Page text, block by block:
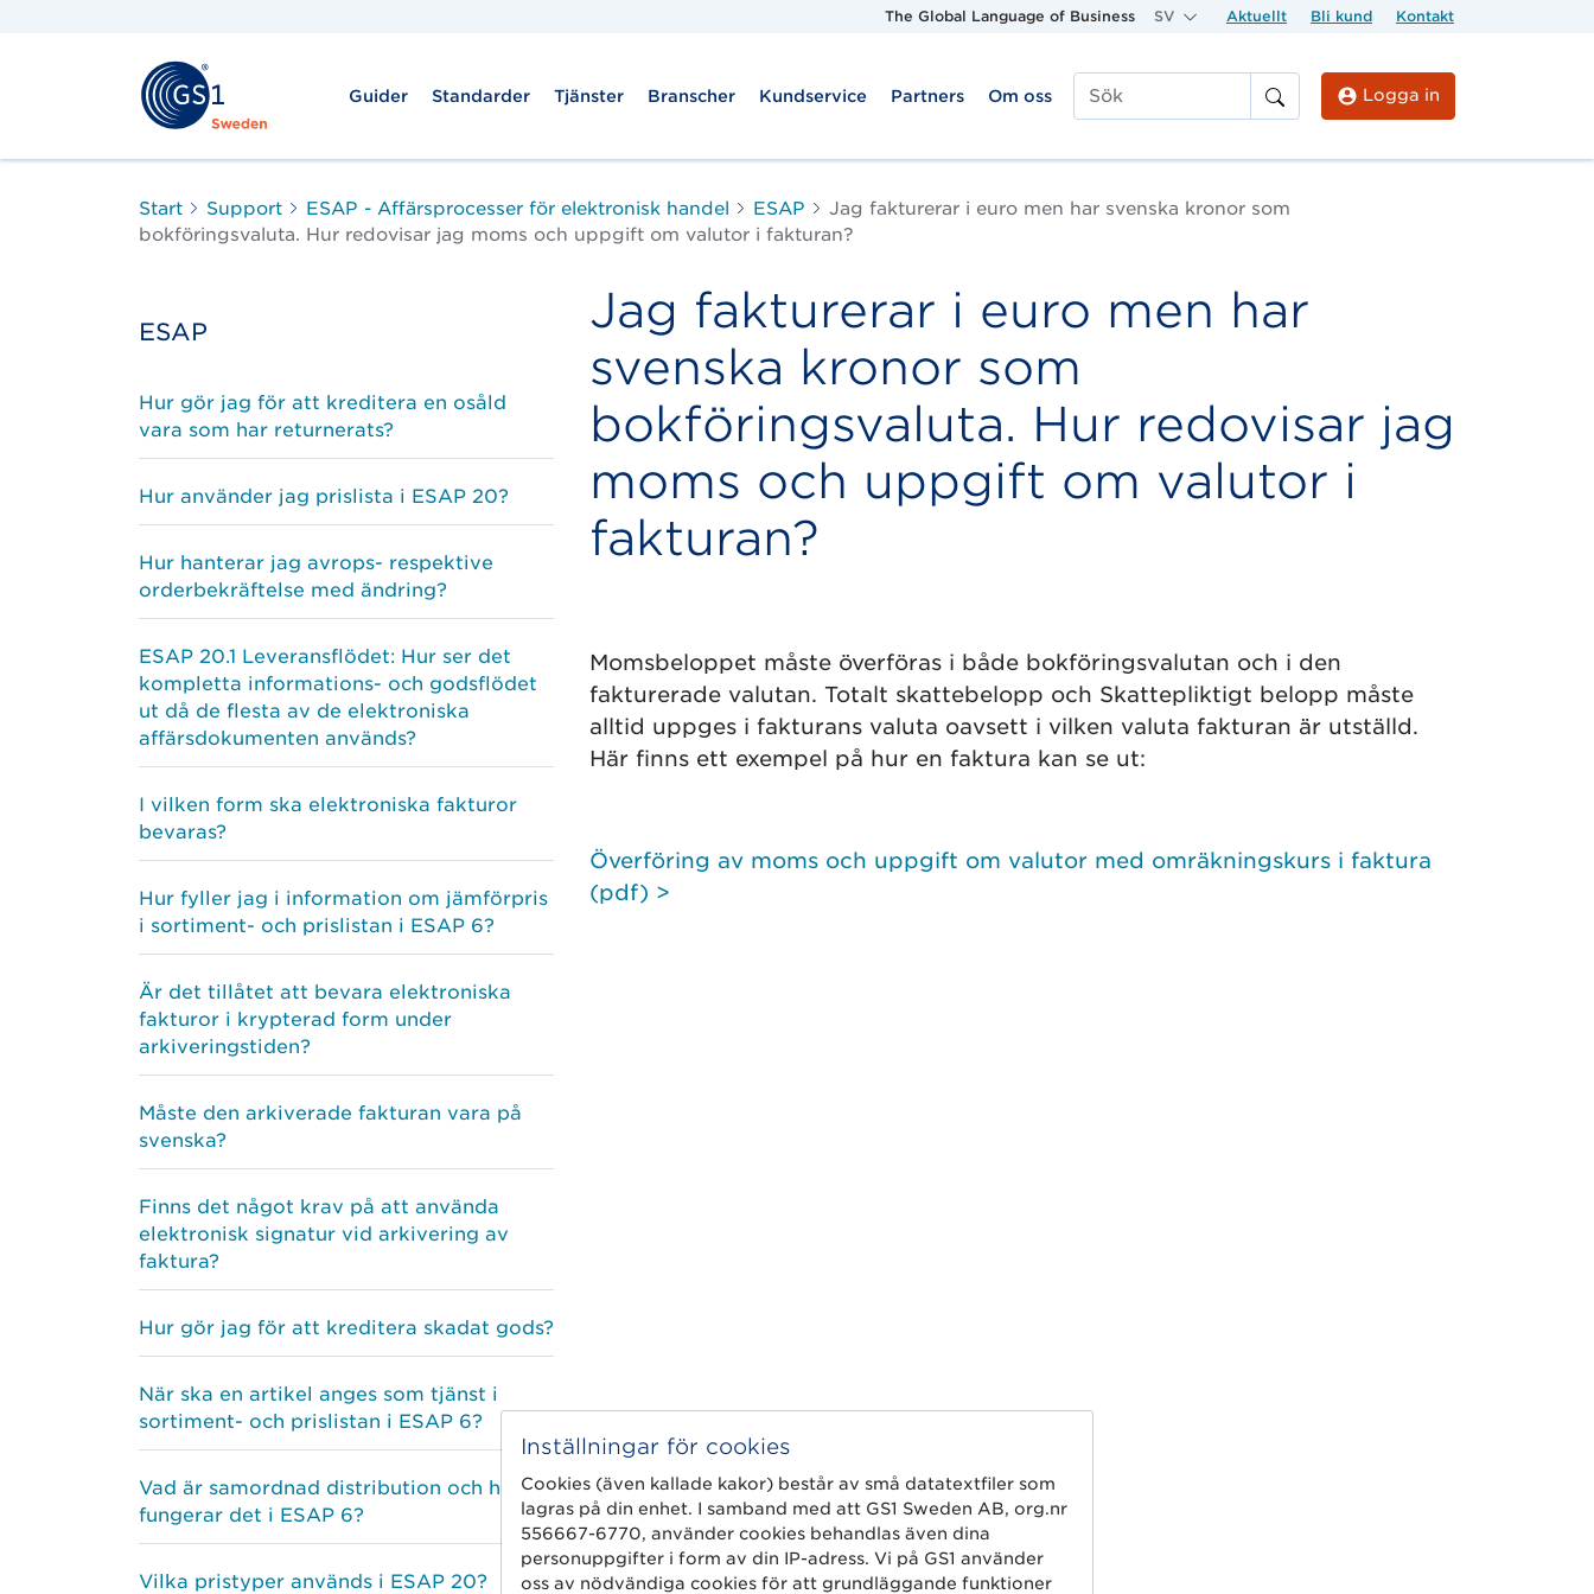
The Global Language of Business SV Aktuellt Bli kund Kontakt
Guider Standarder Tjänster Branscher Kundservice Partners
Om oss
Sök
Logga in
Start Support ESAP - Affärsprocesser för elektronisk handel ESAP
Jag fakturerar i euro men har svenska kronor som
bokföringsvaluta. Hur redovisar jag moms och uppgift om valutor i fakturan?
Jag fakturerar i euro men har
svenska kronor som
bokföringsvaluta. Hur redovisar jag
moms och uppgift om valutor i
fakturan?
Momsbeloppet måste överföras i både bokföringsvalutan och i den
fakturerade valutan. Totalt skattebelopp och Skattepliktigt belopp måste
alltid uppges i fakturans valuta oavsett i vilken valuta fakturan är utställd.
Här finns ett exempel på hur en faktura kan se ut:
Överföring av moms och uppgift om valutor med omräkningskurs i faktura
(pdf) >
ESAP
Hur gör jag för att kreditera en osåld
vara som har returnerats?
Hur använder jag prislista i ESAP 20?
Hur hanterar jag avrops- respektive
orderbekräftelse med ändring?
ESAP 20.1 Leveransflödet: Hur ser det
kompletta informations- och godsflödet
ut då de flesta av de elektroniska
affärsdokumenten används?
I vilken form ska elektroniska fakturor
bevaras?
Hur fyller jag i information om jämförpris
i sortiment- och prislistan i ESAP 6?
Är det tillåtet att bevara elektroniska
fakturor i krypterad form under
arkiveringstiden?
Måste den arkiverade fakturan vara på
svenska?
Finns det något krav på att använda
elektronisk signatur vid arkivering av
faktura?
Hur gör jag för att kreditera skadat gods?
När ska en artikel anges som tjänst i
sortiment- och prislistan i ESAP 6?
Vad är samordnad distribution och hur
fungerar det i ESAP 6?
Vilka pristyper används i ESAP 20?
Inställningar för cookies
Cookies (även kallade kakor) består av små datatextfiler som
lagras på din enhet. I samband med att GS1 Sweden AB, org.nr
556667-6770, använder cookies behandlas även dina
personuppgifter i form av din IP-adress. Vi på GS1 använder
oss av nödvändiga cookies för att grundläggande funktioner